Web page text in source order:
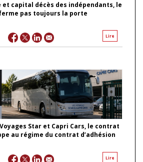
et capital décès des indépendants, le
pas toujours la porte
Lire
Star et Capri Cars, le contrat
au régime du contrat d’adhésion
Lire